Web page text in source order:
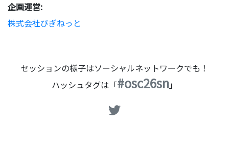
企画運営:
株式会社びぎねっと
セッションの様子はソーシャルネットワークでも！
ハッシュタグは「#osc26sn」